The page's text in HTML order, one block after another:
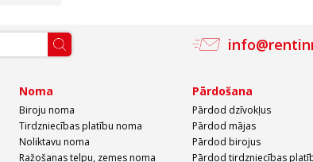
Noma
Biroju noma
Tirdzniecības platību noma
Noliktavu noma
Ražošanas telpu, zemes noma
Pārdošana
Pārdod dzīvokļus
Pārdod mājas
Pārdod birojus
Pārdod tirdzniecības